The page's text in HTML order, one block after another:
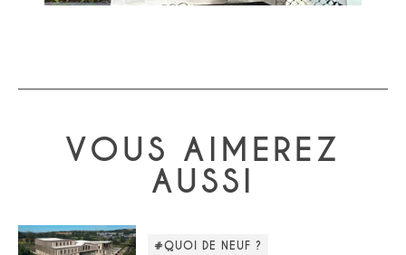
VOUS AIMEREZ
AUSSI
#QUOI DE NEUF ?